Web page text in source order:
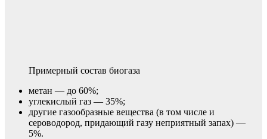
Примерный состав биогаза
метан — до 60%;
углекислый газ — 35%;
другие газообразные вещества (в том числе и
сероводород, придающий газу неприятный запах) —
5%.